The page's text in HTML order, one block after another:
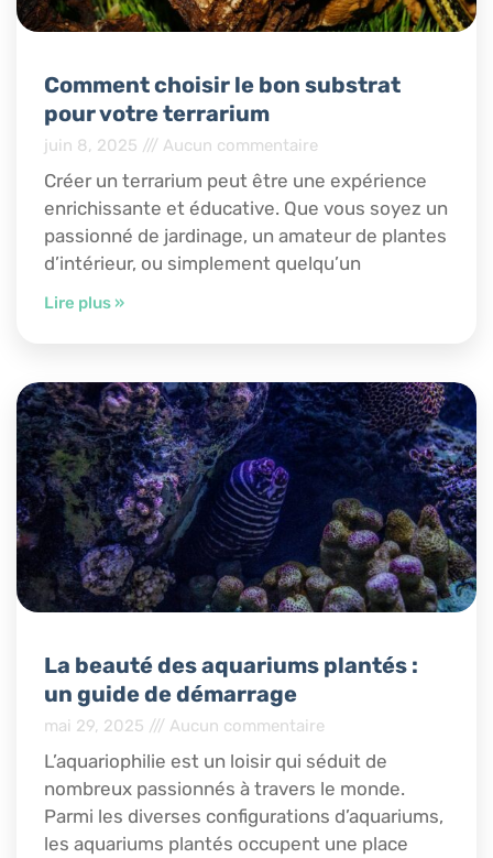
Comment choisir le bon substrat
pour votre terrarium
juin 8, 2025 Aucun commentaire
Créer un terrarium peut être une expérience
enrichissante et éducative. Que vous soyez un
passionné de jardinage, un amateur de plantes
d’intérieur, ou simplement quelqu’un
Lire plus »
La beauté des aquariums plantés :
un guide de démarrage
mai 29, 2025 Aucun commentaire
L’aquariophilie est un loisir qui séduit de
nombreux passionnés à travers le monde.
Parmi les diverses configurations d’aquariums,
les aquariums plantés occupent une place